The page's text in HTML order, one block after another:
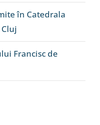
în Catedrala
Francisc de